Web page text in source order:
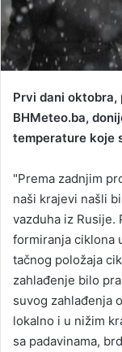
Prvi dani oktobra,
BHMeteo.ba,
temperature koje
"Prema zadnjim
naši krajevi našli
vazduha iz Rusije.
formiranja ciklona
tačnog položaja
zahlađenje bilo
suvog zahlađenja
lokalno i u nižim
sa padavinama,